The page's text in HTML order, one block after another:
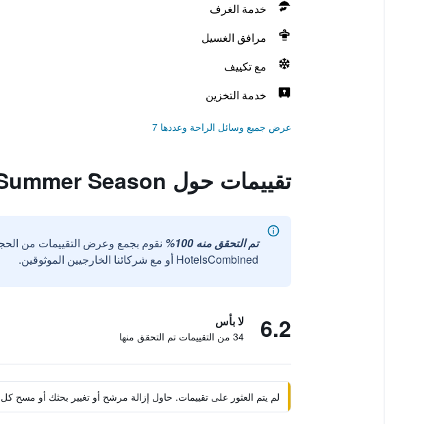
خدمة الغرف
مرافق الغسيل
مع تكييف
خدمة التخزين
عرض جميع وسائل الراحة وعددها 7
تقييمات حول Summer Season
تم التحقق منه 100%
نقوم بجمع وعرض التقييمات من
HotelsCombined أو مع شركائنا الخارجيين الموثوقين.
6.2 لا بأس
34 من التقييمات تم التحقق منها
لم يتم العثور على تقييمات. حاول إزالة مرشح أو تغيير بحثك أو مسح